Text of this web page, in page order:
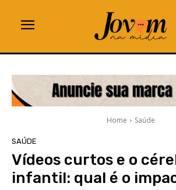
Home Saúde
SAÚDE
Vídeos curtos e o
infantil: qual é o